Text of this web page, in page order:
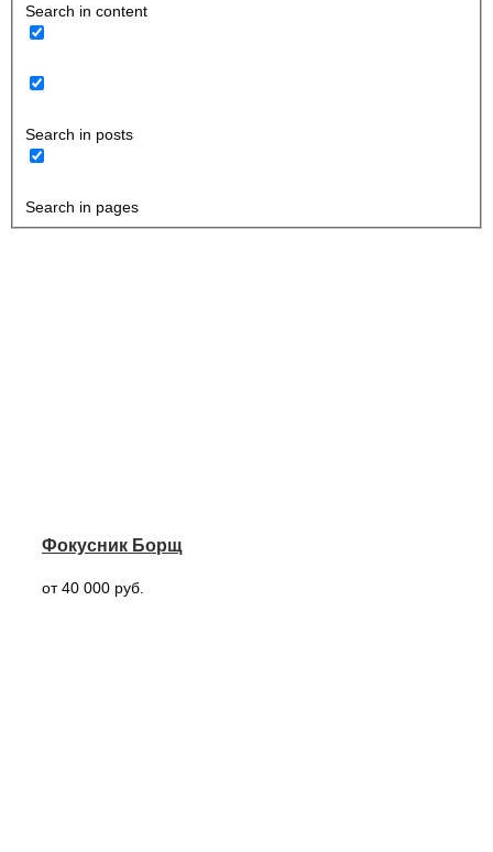
Search in content
Search in posts
Search in pages
Фокусник Борщ
от 40 000 руб.